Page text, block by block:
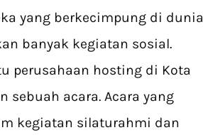
yang berkecimpung di dunia
banyak kegiatan sosial.
perusahaan hosting di Kota
sebuah acara. Acara yang
kegiatan silaturahmi dan